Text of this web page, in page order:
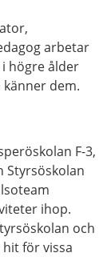
arbetar
högre ålder
dem.
F-3,
Styrsöskolan
ihop.
och
för vissa